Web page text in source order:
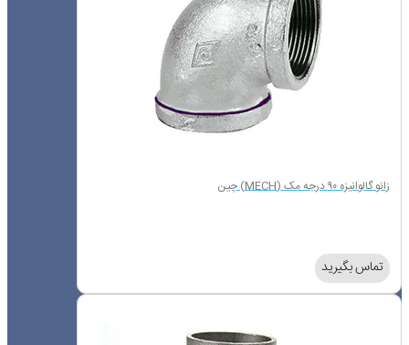
زانو گالوانیزه ۹۰ درجه مک (MECH) چین
تماس بگیرید